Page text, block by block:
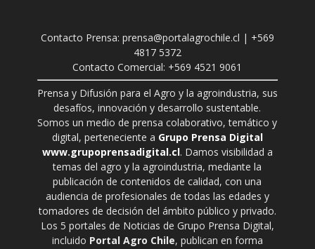
Contacto Prensa: prensa@portalagrochile.cl | +569
4817 5372
Contacto Comercial: +569 4521 9061
Prensa y Difusión para el Agro y la agroindustria, sus
desafíos, innovación y desarrollo sustentable.
Somos un medio de prensa colaborativo, temático y
digital, perteneciente a Grupo Prensa Digital
www.grupoprensadigital.cl. Damos visibilidad a
temas del agro y la agroindustria, mediante la
publicación de contenidos de calidad, con una
audiencia de profesionales de todas las edades y
tomadores de decisión del ámbito público y privado.
Los 5 portales de Noticias de Grupo Prensa Digital,
incluido Portal Agro Chile, publican en forma